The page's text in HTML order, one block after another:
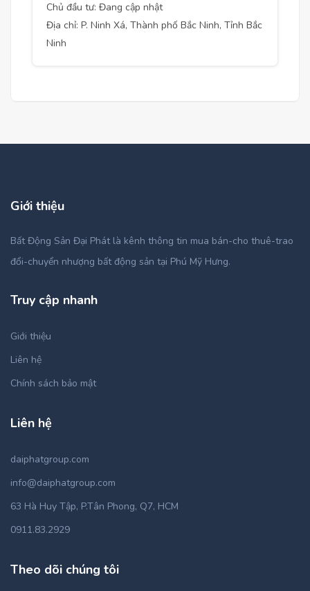
Chủ đầu tư: Đang cập nhật
Địa chỉ: P. Ninh Xá, Thành phố Bắc Ninh, Tỉnh Bắc
Ninh
Giới thiệu
Bất Động Sản Đại Phát là kênh thông tin mua bán-cho thuê-trao
đổi-chuyển nhượng bất động sản tại Phú Mỹ Hưng.
Truy cập nhanh
Giới thiệu
Liên hệ
Chính sách bảo mật
Liên hệ
daiphatgroup.com
info@daiphatgroup.com
63 Hà Huy Tập, P.Tân Phong, Q7, HCM
0911.83.2929
Theo dõi chúng tôi